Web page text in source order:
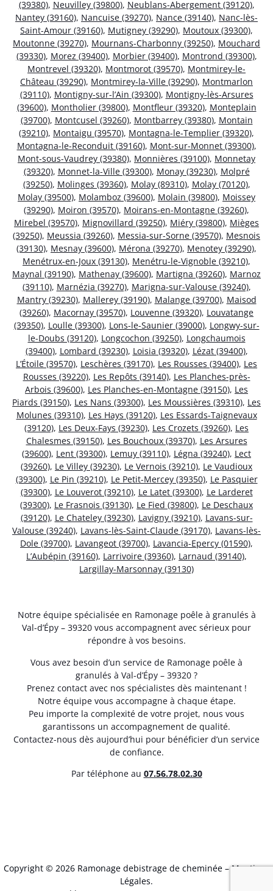
(39380), Neuvilley (39800), Neublans-Abergement (39120),
Nantey (39160), Nancuise (39270), Nance (39140), Nanc-lès-
Saint-Amour (39160), Mutigney (39290), Moutoux (39300),
Moutonne (39270), Mournans-Charbonny (39250), Mouchard
(39330), Morez (39400), Morbier (39400), Montrond (39300),
Montrevel (39320), Montmorot (39570), Montmirey-le-
Château (39290), Montmirey-la-Ville (39290), Montmarlon
(39110), Montigny-sur-l’Ain (39300), Montigny-lès-Arsures
(39600), Montholier (39800), Montfleur (39320), Monteplain
(39700), Montcusel (39260), Montbarrey (39380), Montain
(39210), Montaigu (39570), Montagna-le-Templier (39320),
Montagna-le-Reconduit (39160), Mont-sur-Monnet (39300),
Mont-sous-Vaudrey (39380), Monnières (39100), Monnetay
(39320), Monnet-la-Ville (39300), Monay (39230), Molpré
(39250), Molinges (39360), Molay (89310), Molay (70120),
Molay (39500), Molamboz (39600), Molain (39800), Moissey
(39290), Moiron (39570), Moirans-en-Montagne (39260),
Mirebel (39570), Mignovillard (39250), Miéry (39800), Mièges
(39250), Meussia (39260), Messia-sur-Sorne (39570), Mesnois
(39130), Mesnay (39600), Mérona (39270), Menotey (39290),
Menétrux-en-Joux (39130), Menétru-le-Vignoble (39210),
Maynal (39190), Mathenay (39600), Martigna (39260), Marnoz
(39110), Marnézia (39270), Marigna-sur-Valouse (39240),
Mantry (39230), Mallerey (39190), Malange (39700), Maisod
(39260), Macornay (39570), Louvenne (39320), Louvatange
(39350), Loulle (39300), Lons-le-Saunier (39000), Longwy-sur-
le-Doubs (39120), Longcochon (39250), Longchaumois
(39400), Lombard (39230), Loisia (39320), Lézat (39400),
L’Étoile (39570), Leschères (39170), Les Rousses (39400), Les
Rousses (39220), Les Repôts (39140), Les Planches-près-
Arbois (39600), Les Planches-en-Montagne (39150), Les
Piards (39150), Les Nans (39300), Les Moussières (39310), Les
Molunes (39310), Les Hays (39120), Les Essards-Taignevaux
(39120), Les Deux-Fays (39230), Les Crozets (39260), Les
Chalesmes (39150), Les Bouchoux (39370), Les Arsures
(39600), Lent (39300), Lemuy (39110), Légna (39240), Lect
(39260), Le Villey (39230), Le Vernois (39210), Le Vaudioux
(39300), Le Pin (39210), Le Petit-Mercey (39350), Le Pasquier
(39300), Le Louverot (39210), Le Latet (39300), Le Larderet
(39300), Le Frasnois (39130), Le Fied (39800), Le Deschaux
(39120), Le Chateley (39230), Lavigny (39210), Lavans-sur-
Valouse (39240), Lavans-lès-Saint-Claude (39170), Lavans-lès-
Dole (39700), Lavangeot (39700), Lavancia-Epercy (01590),
L’Aubépin (39160), Larrivoire (39360), Larnaud (39140),
Largillay-Marsonnay (39130)
Notre équipe spécialisée en Ramonage poêle à granulés à
Val-d’Épy – 39320 vous accompagnent avec sérieux pour
répondre à vos besoins.
Vous avez besoin d’un service de Ramonage poêle à
granulés à Val-d’Épy – 39320 ?
Prenez contact avec nos spécialistes dès maintenant !
Notre équipe vous accompagne à chaque étape.
Peu importe la complexité de votre projet, nous vous
garantissons un accompagnement de qualité.
Contactez-nous dès aujourd’hui pour bénéficier d’un service
de confiance.
Par téléphone au 07.56.78.02.30
Copyright © 2026 Ramonage debistrage de cheminée –Mentions
Légales.